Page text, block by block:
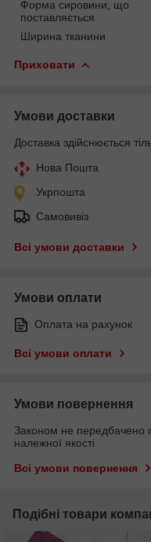
Форма сировини, що
поставляється
Ширина тканини
Приховати
Умови доставки
Доставка здійснюється
Нова Пошта
Укрпошта
Самовивіз
Всі умови доставки
Умови оплати
Оплата на рахунок
Всі умови оплати
Умови повернення
Законом не передбачено
належної якості
Всі умови повернення
Подібні товари